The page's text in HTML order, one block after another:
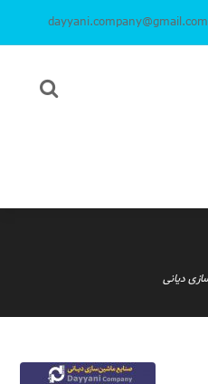
dayyani.company@gmail.com